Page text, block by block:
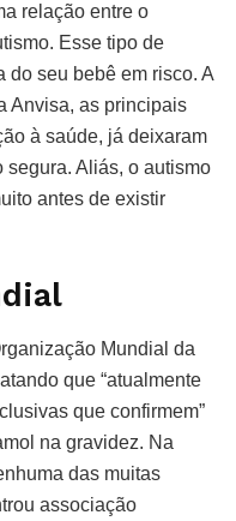
relação entre o
Esse tipo de
do seu bebê em risco. A
Anvisa, as principais
à saúde, já deixaram
Aliás, o autismo
antes de existir
Mundial da
que “atualmente
que confirmem”
na gravidez. Na
das muitas
associação